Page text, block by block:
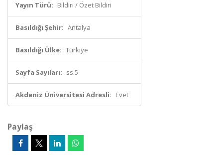
Yayın Türü: Bildiri / Özet Bildiri
Basıldığı Şehir: Antalya
Basıldığı Ülke: Türkiye
Sayfa Sayıları: ss.5
Akdeniz Üniversitesi Adresli: Evet
Paylaş